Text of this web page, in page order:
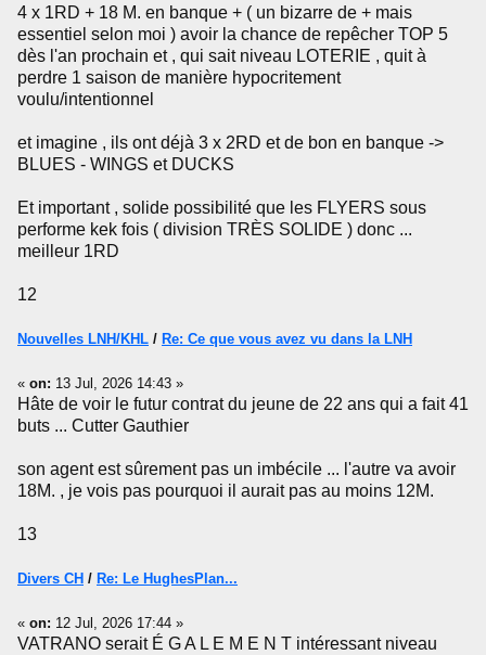
4 x 1RD + 18 M. en banque + ( un bizarre de + mais
essentiel selon moi ) avoir la chance de repêcher TOP 5
dès l'an prochain et , qui sait niveau LOTERIE , quit à
perdre 1 saison de manière hypocritement
voulu/intentionnel
et imagine , ils ont déjà 3 x 2RD et de bon en banque ->
BLUES - WINGS et DUCKS
Et important , solide possibilité que les FLYERS sous
performe kek fois ( division TRÈS SOLIDE ) donc ...
meilleur 1RD
12
Nouvelles LNH/KHL / Re: Ce que vous avez vu dans la LNH
« on: 13 Jul, 2026 14:43 »
Hâte de voir le futur contrat du jeune de 22 ans qui a fait 41
buts ... Cutter Gauthier
son agent est sûrement pas un imbécile ... l'autre va avoir
18M. , je vois pas pourquoi il aurait pas au moins 12M.
13
Divers CH / Re: Le HughesPlan...
« on: 12 Jul, 2026 17:44 »
VATRANO serait É G A L E M E N T intéressant niveau